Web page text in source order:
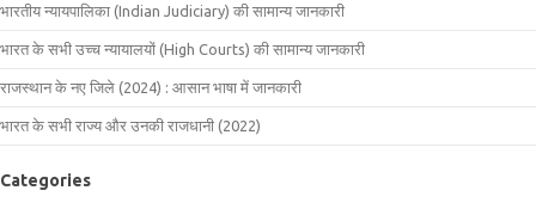
भारतीय न्यायपालिका (Indian Judiciary) की सामान्य जानकारी
भारत के सभी उच्च न्यायालयों (High Courts) की सामान्य जानकारी
राजस्थान के नए जिले (2024) : आसान भाषा में जानकारी
भारत के सभी राज्य और उनकी राजधानी (2022)
Categories